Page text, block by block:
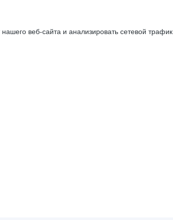
веб-сайта и анализировать сетевой трафик.